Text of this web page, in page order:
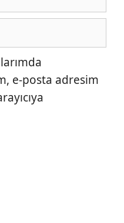
e-posta adresim